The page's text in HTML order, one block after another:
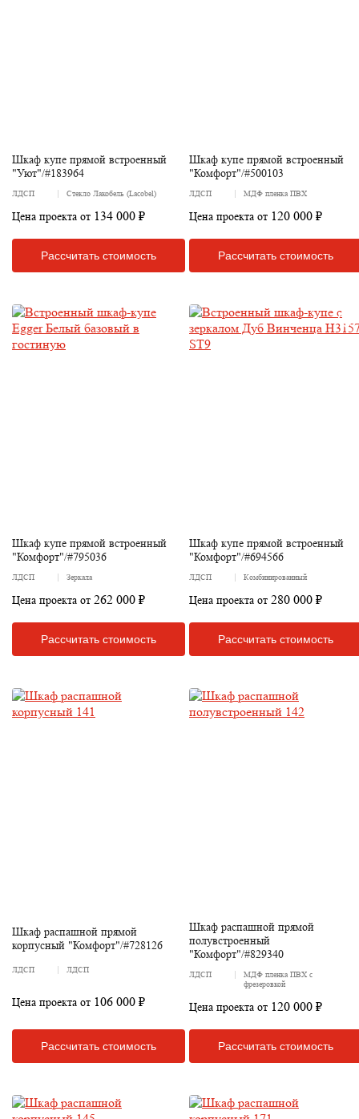
Шкаф купе прямой встроенный
"Уют"/#183964
ЛДСП Стекло Лакобель (Lacobel)
Цена проекта от 134 000 ₽
Рассчитать стоимость
Шкаф купе прямой встроенный
"Комфорт"/#500103
ЛДСП МДФ пленка ПВХ
Цена проекта от 120 000 ₽
Рассчитать стоимость
Шкаф купе прямой встроенный
"Комфорт"/#795036
ЛДСП Зеркала
Цена проекта от 262 000 ₽
Рассчитать стоимость
Шкаф купе прямой встроенный
"Комфорт"/#694566
ЛДСП Комбинированный
Цена проекта от 280 000 ₽
Рассчитать стоимость
Шкаф распашной прямой
корпусный "Комфорт"/#728126
ЛДСП ЛДСП
Цена проекта от 106 000 ₽
Рассчитать стоимость
Шкаф распашной прямой
полувстроенный
"Комфорт"/#829340
ЛДСП
МДФ пленка ПВХ с
фрезеровкой
Цена проекта от 120 000 ₽
Рассчитать стоимость